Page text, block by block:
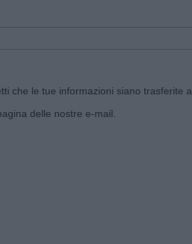
che le tue informazioni siano trasferite a
delle nostre e-mail.